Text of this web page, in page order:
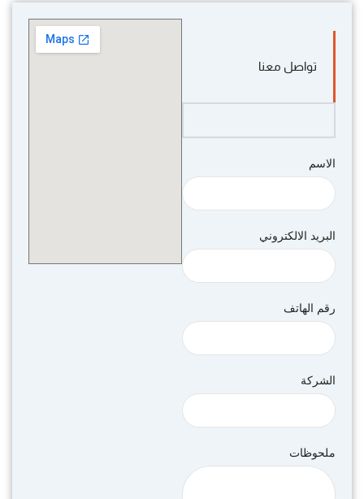
تواصل معنا
الاسم
البريد الالكتروني
رقم الهاتف
الشركة
ملحوظات